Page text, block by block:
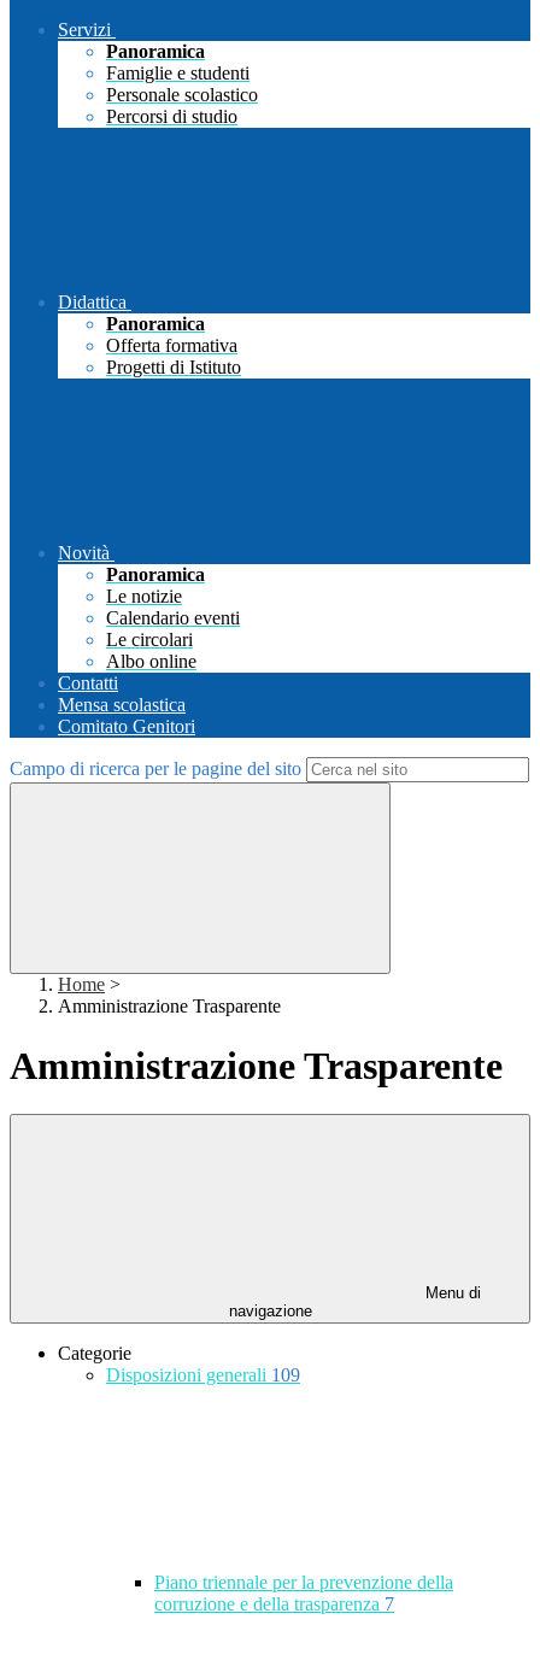
Servizi
Panoramica
Famiglie e studenti
Personale scolastico
Percorsi di studio
Didattica
Panoramica
Offerta formativa
Progetti di Istituto
Novità
Panoramica
Le notizie
Calendario eventi
Le circolari
Albo online
Contatti
Mensa scolastica
Comitato Genitori
Campo di ricerca per le pagine del sito
Home >
Amministrazione Trasparente
Amministrazione Trasparente
Menu di
navigazione
Categorie
Disposizioni generali 109
Piano triennale per la prevenzione della
corruzione e della trasparenza 7